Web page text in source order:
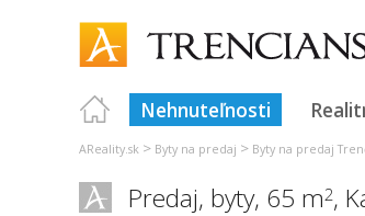
Nehnuteľnosti
AReality.sk > Byty na predaj > Byty na predaj
Predaj, byty, 65 m2,